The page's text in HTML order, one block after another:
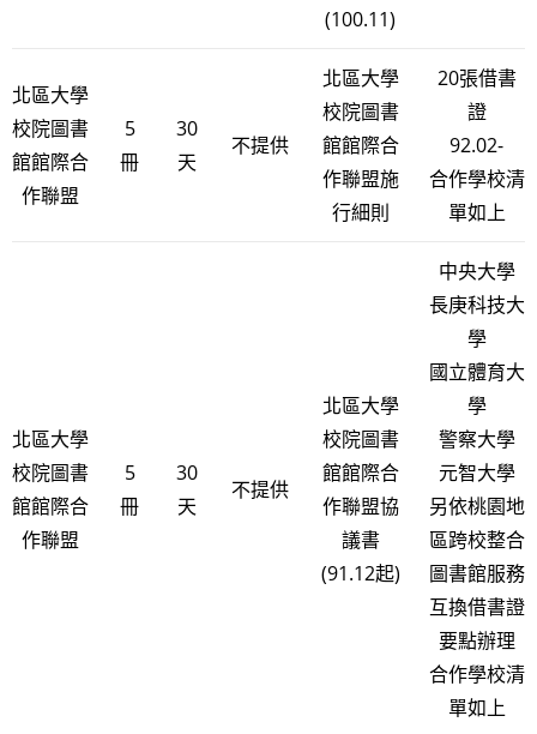
(100.11)
北區大學
校院圖書
館館際合
作聯盟
5
冊
30
天
不提供
北區大學
校院圖書
館館際合
作聯盟施
行細則
20張借書
證
92.02-
合作學校清
單如上
北區大學
校院圖書
館館際合
作聯盟
5
冊
30
天
不提供
北區大學
校院圖書
館館際合
作聯盟協
議書
(91.12起)
中央大學
長庚科技大
學
國立體育大
學
警察大學
元智大學
另依桃園地
區跨校整合
圖書館服務
互換借書證
要點辦理
合作學校清
單如上